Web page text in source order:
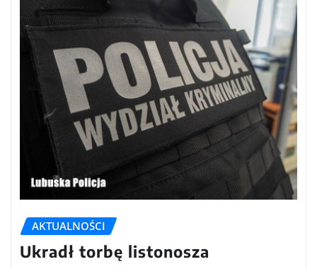
AKTUALNOŚCI
Ukradł torbę listonosza